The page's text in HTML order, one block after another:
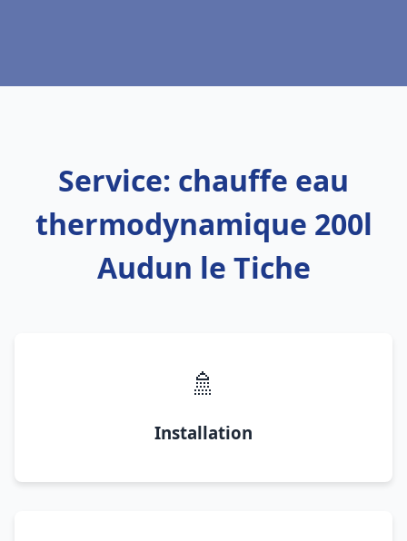
Service: chauffe eau
thermodynamique 200l
Audun le Tiche
🚿
Installation